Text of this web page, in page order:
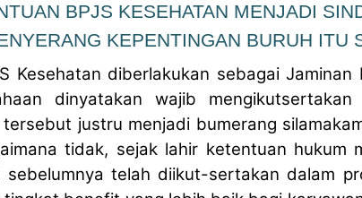
BPJS KESEHATAN MENJADI
KEPENTINGAN BURUH ITU
Kesehatan diberlakukan sebagai Jaminan
dinyatakan wajib mengikutsertakan
tersebut justru menjadi bumerang
tidak, sejak lahir ketentuan hukum
sebelumnya telah diikut-sertakan dalam